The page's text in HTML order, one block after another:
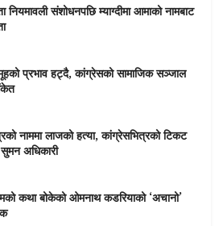
नियमावली संशोधनपछि म्याग्दीमा आमाको नामबाट
प्रभाव हट्दै, कांग्रेसको सामाजिक सञ्जाल
नाममा लाजको हत्या, कांग्रेसभित्रको टिकट
अधिकारी
कथा बोकेको ओमनाथ कडरियाको ‘अचानो’